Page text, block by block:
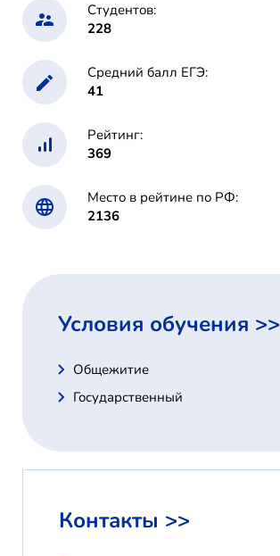
Студентов:
228
Средний балл ЕГЭ:
41
Рейтинг:
369
Место в рейтине по РФ:
2136
Условия обучения >>
Общежитие
Государственный
Контакты >>